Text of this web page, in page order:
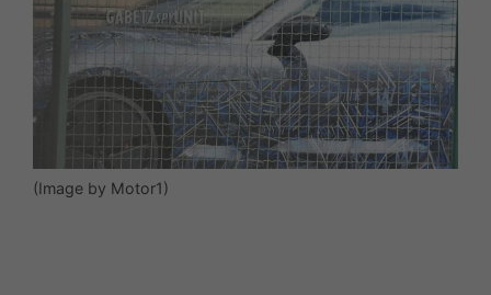
(Image by Motor1)